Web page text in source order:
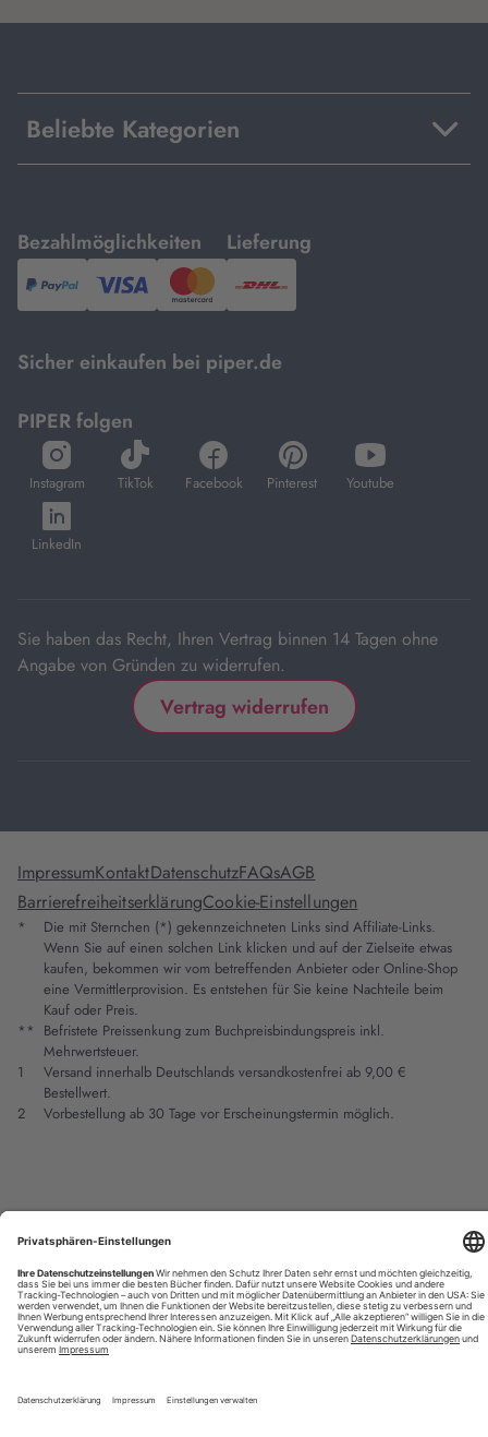
Beliebte Kategorien
Bezahlmöglichkeiten
mit
PayPal,Visa
und
Lieferung
mit
DHL.
Sicher einkaufen bei piper.de
PIPER folgen
Instagram
öffnet
in
neuem
Tab
TikTok
öffnet
in
Facebook
öffnet
in
Pinterest
öffnet
in
Youtube
öffnet
in
LinkedIn
öffnet
in
Sie haben das Recht, Ihren Vertrag binnen 14 Tagen ohne
Angabe von Gründen zu widerrufen.
Vertrag widerrufen
ImpressumKontaktDatenschutzFAQsAGB
BarrierefreiheitserklärungCookie-Einstellungen
*
Die mit Sternchen (*) gekennzeichneten Links sind Affiliate-Links.
Wenn Sie auf einen solchen Link klicken und auf der Zielseite etwas
kaufen, bekommen wir vom betreffenden Anbieter oder Online-Shop
eine Vermittlerprovision. Es entstehen für Sie keine Nachteile beim
Kauf oder Preis.
** Befristete Preissenkung zum Buchpreisbindungspreis inkl.
Mehrwertsteuer.
1
Versand innerhalb Deutschlands versandkostenfrei ab 9,00 €
Bestellwert.
2
Vorbestellung ab 30 Tage vor Erscheinungstermin möglich.